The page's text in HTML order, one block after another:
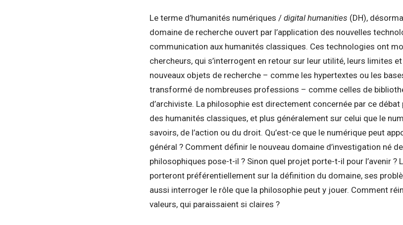
Le terme d’humanités numériques / digital humanities (DH),
domaine de recherche ouvert par l’application des nouvelles
communication aux humanités classiques. Ces technologies ont
chercheurs, qui s’interrogent en retour sur leur utilité, leurs limites
nouveaux objets de recherche – comme les hypertextes ou les
transformé de nombreuses professions – comme celles de
d’archiviste. La philosophie est directement concernée par ce débat
des humanités classiques, et plus généralement sur celui que le
savoirs, de l’action ou du droit. Qu’est-ce que le numérique peut
général ? Comment définir le nouveau domaine d’investigation né
philosophiques pose-t-il ? Sinon quel projet porte-t-il pour l’avenir ?
porteront préférentiellement sur la définition du domaine, ses
aussi interroger le rôle que la philosophie peut y jouer. Comment
valeurs, qui paraissaient si claires ?